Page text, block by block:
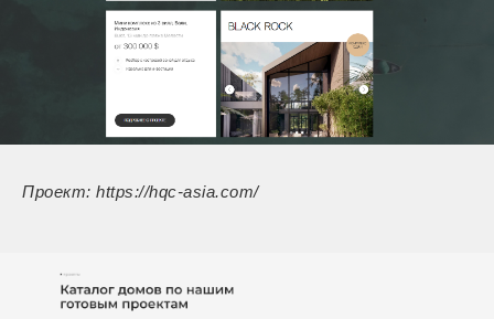
Проект: https://hqc-asia.com/